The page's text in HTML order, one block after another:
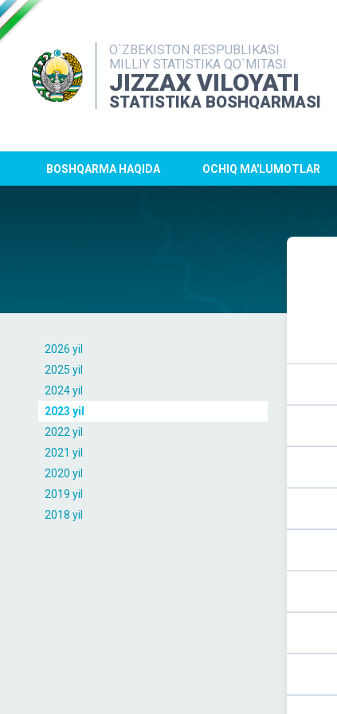
O`ZBEKISTON RESPUBLIKASI
MILLIY STATISTIKA QO`MITASI
JIZZAX VILOYATI
STATISTIKA BOSHQARMASI
BOSHQARMA HAQIDA OCHIQ MA'LUMOTLAR
2026 yil
2025 yil
2024 yil
2023 yil
2022 yil
2021 yil
2020 yil
2019 yil
2018 yil